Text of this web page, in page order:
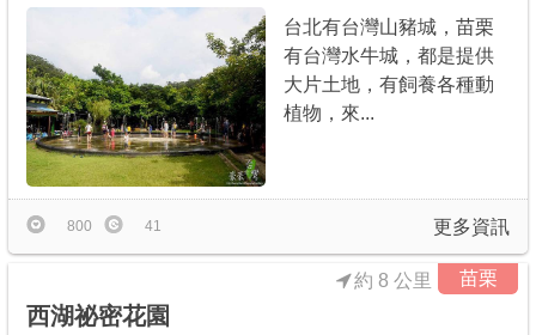
台北有台灣山豬城，苗栗
有台灣水牛城，都是提供
大片土地，有飼養各種動
植物，來...
更多資訊
800 41
苗栗
約 8 公里
西湖祕密花園